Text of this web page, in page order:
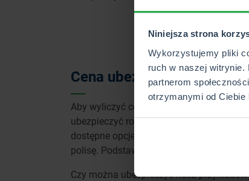
Niniejsza strona
Wykorzystujemy pliki
ruch w naszej
partnerom
otrzymanymi od Ciebie
Cena ubezpieczenia PZU
Aby wyliczyć cenę ubezpieczenia
ubezpieczyć rower kupiony 3 lata temu
dostępne opcje: NNW, OC, casco oraz
polisę. Podstawą jest jednak NNW. Bez
Czy można ubezpieczyć nasz